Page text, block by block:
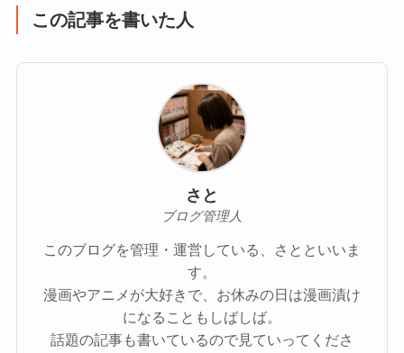
この記事を書いた人
さと
ブログ管理人
このブログを管理・運営している、さとといいま
す。
漫画やアニメが大好きで、お休みの日は漫画漬け
になることもしばしば。
話題の記事も書いているので見ていってくださ